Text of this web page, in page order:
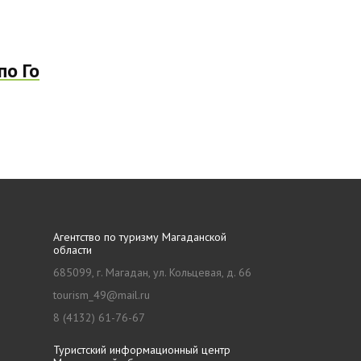
Го
Агентство по туризму Магаданской
области
685099, г. Магадан, ул. Кольцевая, д. 66
tourism_49@mail.ru
8 (4132) 61-76-67
Туристский информационный центр